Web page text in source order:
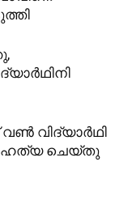
വിദ്യാർഥി
ചെയ്തു